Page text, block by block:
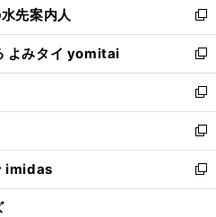
く
ド
ウ
で
開
く
ィ
ン
ド
ウ
で
開
く
い
ウ
ィ
ン
ド
ウ
で
開
く
先案内人
新
し
い
ウ
ィ
ン
ド
ウ
で
開
よみタイ yomitai
新
し
い
ウ
ィ
ン
ド
ウ
新
し
い
ウ
ィ
ン
新
し
い
ウ
imidas
新
し